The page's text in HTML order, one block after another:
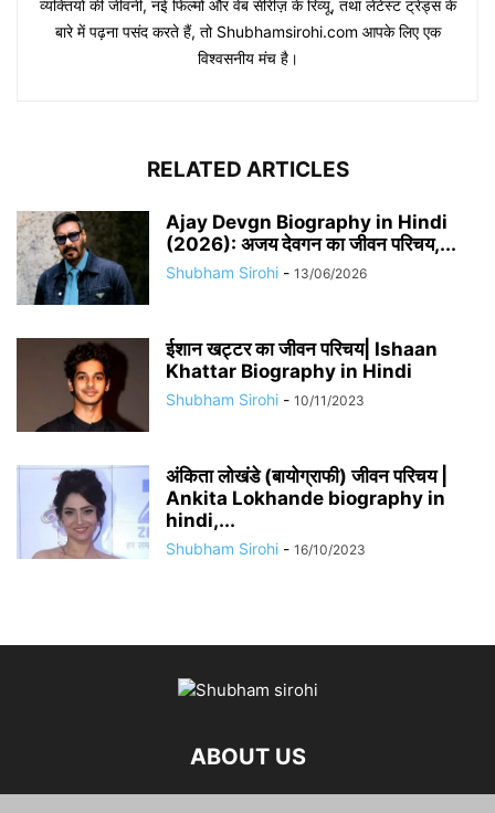
व्यक्तियों की जीवनी, नई फिल्मों और वेब सीरीज़ के रिव्यू, तथा लेटेस्ट ट्रेंड्स के
बारे में पढ़ना पसंद करते हैं, तो Shubhamsirohi.com आपके लिए एक
विश्वसनीय मंच है।
RELATED ARTICLES
Ajay Devgn Biography in Hindi
(2026): अजय देवगन का जीवन परिचय,...
Shubham Sirohi - 13/06/2026
​​ईशान खट्टर का जीवन परिचय| Ishaan
Khattar Biography in Hindi
Shubham Sirohi - 10/11/2023
अंकिता लोखंडे (बायोग्राफी) जीवन परिचय |
Ankita Lokhande biography in
hindi,...
Shubham Sirohi - 16/10/2023
ABOUT US